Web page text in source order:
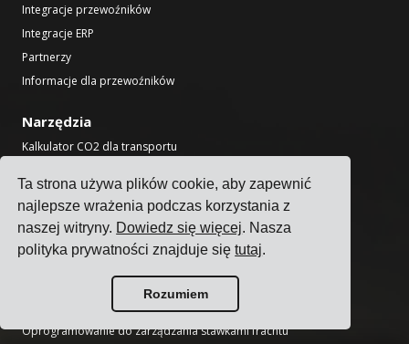
Ta strona używa plików cookie, aby zapewnić
najlepsze wrażenia podczas korzystania z
naszej witryny. Dowiedz się więcej. Nasza
polityka prywatności znajduje siętutaj.
Rozumiem
Integracje przewoźników
Integracje ERP
Partnerzy
Informacje dla przewoźników
Narzędzia
Kalkulator CO2 dla transportu
Kalkulator Incoterms
Generator etykiet wysyłkowych
Kalkulator czasu tranzytu ładunków
Oprogramowanie do zarządzania transportem
Oprogramowanie do zarządzania stawkami frachtu